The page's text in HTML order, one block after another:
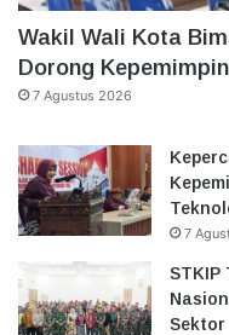
Wakil Wali Kota
Dorong
7 Agustus 2026
7
STKIP
Sektor